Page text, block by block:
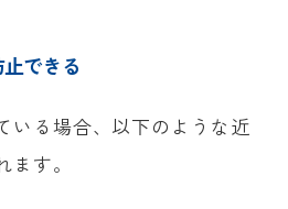
できる
いる場合、以下のような近
す。